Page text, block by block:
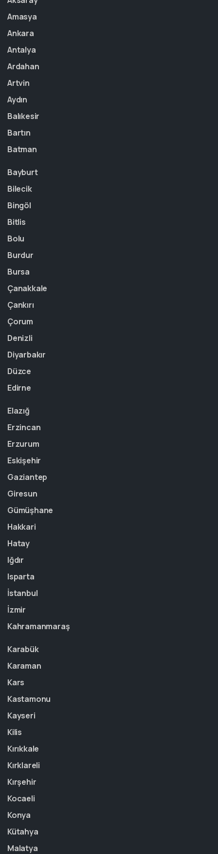
Amasya
Ankara
Antalya
Ardahan
Artvin
Aydın
Balıkesir
Bartın
Batman
Bayburt
Bilecik
Bingöl
Bitlis
Bolu
Burdur
Bursa
Çanakkale
Çankırı
Çorum
Denizli
Diyarbakır
Düzce
Edirne
Elazığ
Erzincan
Erzurum
Eskişehir
Gaziantep
Giresun
Gümüşhane
Hakkari
Hatay
Iğdır
Isparta
İstanbul
İzmir
Kahramanmaraş
Karabük
Karaman
Kars
Kastamonu
Kayseri
Kilis
Kırıkkale
Kırklareli
Kırşehir
Kocaeli
Konya
Kütahya
Malatya